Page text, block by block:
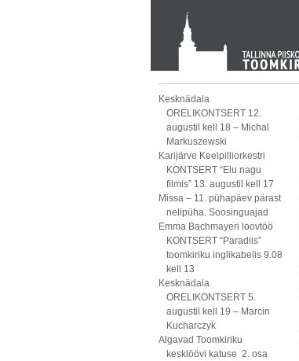
Toom-Kooli 6, 10130 TALLINN
tallinna.toom
+372 644 4140
Kesknädala
ORELIKONTSERT 12.
augustil kell 18 – Michal
Markuszewski
Karijärve Keelpilliorkestri
KONTSERT “Elu nagu
filmis” 13. augustil kell 17
Missa – 11. pühapäev pärast
nelipüha. Soosinguajad
Emma Bachmayeri loovtöö
KONTSERT “Paradiis”
toomkiriku inglikabelis 9.08
kell 13
Kesknädala
ORELIKONTSERT 5.
augustil kell 19 – Marcin
Kucharczyk
Algavad Toomkiriku
kesklöövi katuse 2. osa